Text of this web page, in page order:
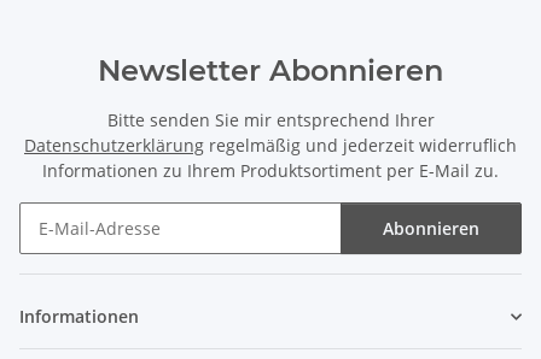
Newsletter Abonnieren
Bitte senden Sie mir entsprechend Ihrer
Datenschutzerklärung regelmäßig und jederzeit widerruflich
Informationen zu Ihrem Produktsortiment per E-Mail zu.
Abonnieren
Informationen